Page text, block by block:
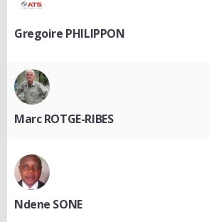
Gregoire PHILIPPON
Marc ROTGE-RIBES
Ndene SONE